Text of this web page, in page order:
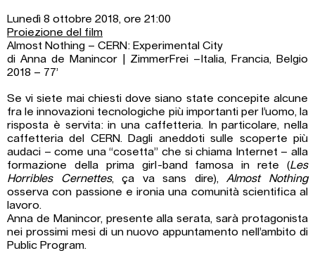
Lunedì 8 ottobre 2018, ore 21:00
Proiezione del film
Almost Nothing – CERN: Experimental City
di Anna de Manincor | ZimmerFrei –Italia, Francia, Belgio
2018 – 77’
Se vi siete mai chiesti dove siano state concepite alcune
fra le innovazioni tecnologiche più importanti per l’uomo, la
risposta è servita: in una caffetteria. In particolare, nella
caffetteria del CERN. Dagli aneddoti sulle scoperte più
audaci – come una “cosetta” che si chiama Internet – alla
formazione della prima girl-band famosa in rete (Les
Horribles Cernettes, ça va sans dire),Almost Nothing
osserva con passione e ironia una comunità scientifica al
lavoro.
Anna de Manincor, presente alla serata, sarà protagonista
nei prossimi mesi di un nuovo appuntamento nell’ambito di
Public Program.